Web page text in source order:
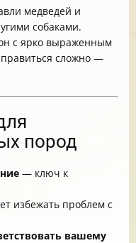
медведей и
собаками.
с ярко выраженным
сложно —
пород
— ключ к
избежать проблем с
вашему